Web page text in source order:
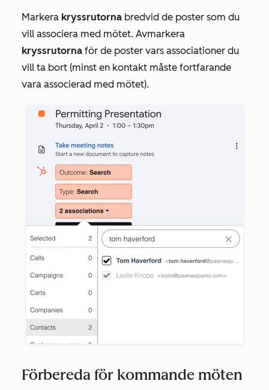
Markera kryssrutorna bredvid de poster som du
vill associera med mötet. Avmarkera
kryssrutorna för de poster vars associationer du
vill ta bort (minst en kontakt måste fortfarande
vara associerad med mötet).
Förbereda för kommande möten